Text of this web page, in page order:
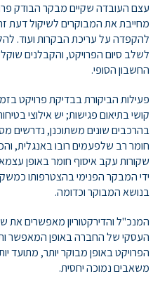
עצם העובדה שקיים מבקר הבודק
מחייבת את המבוקרים לשיקול דעת
להקפדה על עריכת הבקרות ועוד.
לשלב סיום הפרויקט, והקבלנים
החשבון הסופי.
פעילות הביקורת בבדיקת פרויקט
קושי בתיאום פגישות; יש אילוצי
בהרכבים שונים משתוכנן, נדרשים
חומר רב שלפעמים רובו באנגלית,
שקורות עקב איסוף חומר באופן
ידי המבקר הפנימי בהצטרפותו
בנושא המבוקר וכדומה.
המנכ"ל והדירקטוריון מאפשרים את
העסקי של החברה באופן המאפשר
הפרויקט באופן מבוקר יותר, מתועד
משאבים נמוכה יחסית.